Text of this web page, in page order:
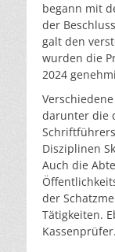
begann mit
der
galt den
wurden die
2024
darunter die
Disziplinen
Auch die
der
Tätigkeiten.
Kassenprüfer.